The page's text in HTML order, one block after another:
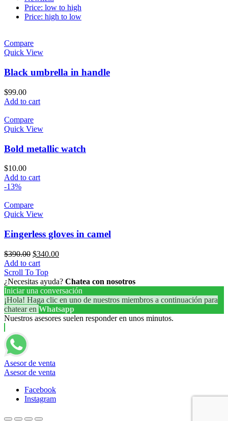
Price: low to high
Price: high to low
Compare
Quick View
Black umbrella in handle
$99.00
Add to cart
Compare
Quick View
Bold metallic watch
$10.00
Add to cart
-13%
Compare
Quick View
Eingerless gloves in camel
$390.00 $340.00
Add to cart
Scroll To Top
¿Necesitas ayuda? Chatea con nosotros
Iniciar una conversación
¡Hola! Haga clic en uno de nuestros miembros a continuación para
chatear en Whatsapp
Nuestros asesores suelen responder en unos minutos.
Asesor de venta
Asesor de venta
Facebook
Instagram